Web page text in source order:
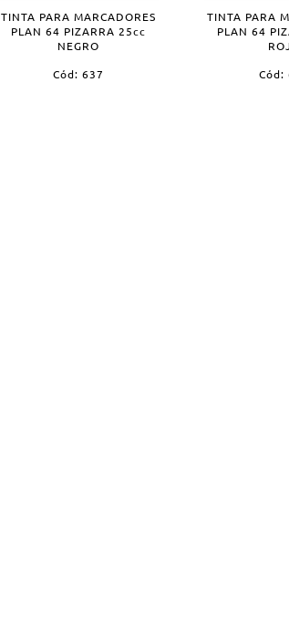
TINTA PARA MARCADORES
PLAN 64 PIZARRA 25cc
NEGRO
Cód: 637
TINTA PARA
PLAN 64
Cód: